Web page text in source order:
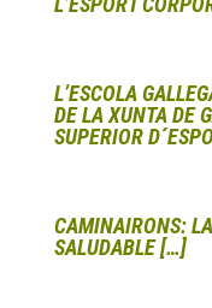
L’ESCOLA
DE LA XUNTA DE
SUPERIOR
CAMINAIRONS:
SALUDABLE […]